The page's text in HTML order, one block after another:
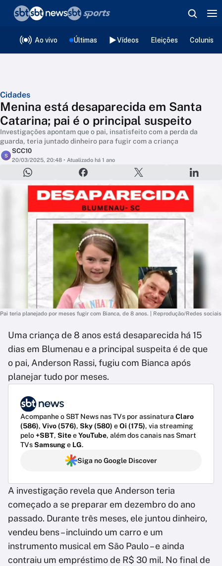
Ao vivo Últimas Vídeos Eleições
Cidades
Menina está desaparecida em Santa
Catarina; pai é o principal suspeito
Investigações apontam que o pai, insatisfeito com a perda da
guarda, teria juntado dinheiro para fugir com a criança
S
SCC10
20/03/2025, 20:48 • Atualizado há 1 ano
Pai teria planejado por meses fugir com Bianca, de 8 anos. | Reprodução/Redes sociais
Uma criança de 8 anos está desaparecida há 15
dias em Blumenau e a principal suspeita é de que
o pai, Anderson Rassi, fugiu com Bianca após
planejar tudo por meses.
Acompanhe o SBT News nas TVs por assinatura Claro
(586), Vivo (576), Sky (580) eOi (175), via streaming
pelo+SBT, SiteeYouTube, além dos canais nas Smart
TVsSamsunge LG.
Siga no Google Discover
A investigação revela que Anderson teria
começado a se preparar em dezembro do ano
passado. Durante três meses, ele juntou dinheiro,
vendeu bens – incluindo um carro e um
instrumento musical em São Paulo – e ainda
contraiu um empréstimo de R$ 30 mil. No final de
❮voltar
Editorias